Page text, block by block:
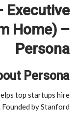
Executive
Home) –
Persona
Persona
top startups hire
by Stanford